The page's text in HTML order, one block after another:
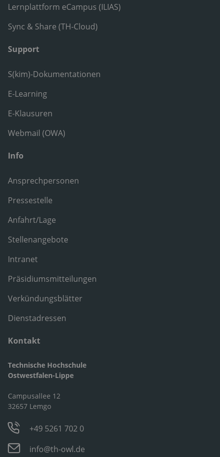
Lernplattform eCampus (ILIAS)
Sync & Share (TH-Cloud)
Support
S(kim)-Dokumentationen
E-Learning
E-Klausuren
Webmail (OWA)
Info
Ansprechpersonen
Pressestelle
Anfahrt/Lage
Stellenangebote
Intranet
Präsidiumsmitteilungen
Verkündungsblätter
Dienstadressen
Kontakt
Technische Hochschule
Ostwestfalen-Lippe
Campusallee 12
32657 Lemgo
+49 5261 702 0
info@th-owl.de